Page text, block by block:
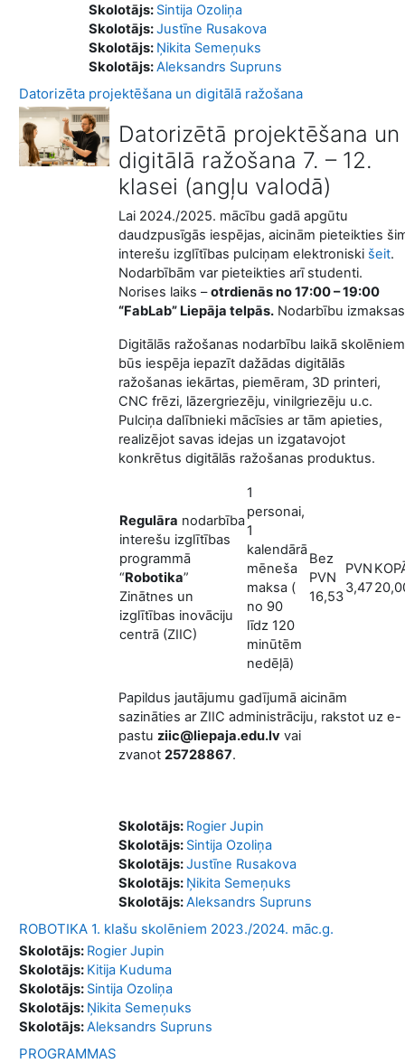
Skolotājs: Sintija Ozoliņa
Skolotājs:Justīne Rusakova
Skolotājs: Ņikita Semeņuks
Skolotājs:Aleksandrs Supruns
Datorizēta projektēšana un digitālā ražošana
Datorizētā projektēšana un
digitālā ražošana 7. – 12.
klasei (angļu valodā)
Lai 2024./2025. mācību gadā apgūtu
daudzpusīgās iespējas, aicinām pieteikties
interešu izglītības pulciņam elektroniski šeit.
Nodarbībām var pieteikties arī studenti.
Norises laiks –otrdienās no 17:00 – 19:00
“FabLab” Liepāja telpās. Nodarbību
Digitālās ražošanas nodarbību laikā skolēniem
būs iespēja iepazīt dažādas digitālās
ražošanas iekārtas, piemēram, 3D printeri,
CNC frēzi, lāzergriezēju, vinilgriezēju u.c.
Pulciņa dalībnieki mācīsies ar tām apieties,
realizējot savas idejas un izgatavojot
konkrētus digitālās ražošanas produktus.
Regulāra nodarbība
interešu izglītības
programmā
“Robotika”
Zinātnes un
izglītības inovāciju
centrā (ZIIC)
1
personai,
1
kalendārā
mēneša
maksa (
no 90
līdz 120
minūtēm
nedēļā)
Bez
PVN
16,53
PVN
3,47
Papildus jautājumu gadījumā aicinām
sazināties ar ZIIC administrāciju, rakstot uz e-
pastu ziic@liepaja.edu.lv vai
zvanot 25728867.
Skolotājs: Rogier Jupin
Skolotājs: Sintija Ozoliņa
Skolotājs:Justīne Rusakova
Skolotājs: Ņikita Semeņuks
Skolotājs:Aleksandrs Supruns
ROBOTIKA 1. klašu skolēniem 2023./2024. māc.g.
Skolotājs: Rogier Jupin
Skolotājs: Kitija Kuduma
Skolotājs: Sintija Ozoliņa
Skolotājs: Ņikita Semeņuks
Skolotājs:Aleksandrs Supruns
PROGRAMMAS